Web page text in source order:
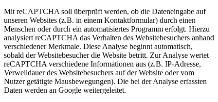
Mit reCAPTCHA soll überprüft werden, ob die Dateneingabe auf
unseren Websites (z.B. in einem Kontaktformular) durch einen
Menschen oder durch ein automatisiertes Programm erfolgt. Hierzu
analysiert reCAPTCHA das Verhalten des Websitebesuchers anhand
verschiedener Merkmale. Diese Analyse beginnt automatisch,
sobald der Websitebesucher die Website betritt. Zur Analyse wertet
reCAPTCHA verschiedene Informationen aus (z.B. IP-Adresse,
Verweildauer des Websitebesuchers auf der Website oder vom
Nutzer getätigte Mausbewegungen). Die bei der Analyse erfassten
Daten werden an Google weitergeleitet.